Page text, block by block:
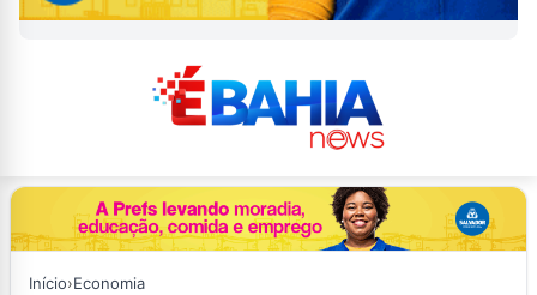
Início›Economia